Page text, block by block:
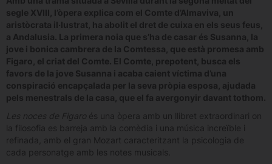
segle XVIII, l’òpera explica com el Comte d’Almaviva, un
aristòcrata il·lustrat, ha abolit el dret de cuixa en els seus feus,
a Andalusia. La primera noia que s’ha de casar és Susanna, la
jove i bonica cambrera de la Comtessa, que està promesa amb
Figaro, el criat del Comte. El Comte, prepotent, busca els
favors de la jove Susanna i acaba caient víctima d’una
conspiració encapçalada per la seva pròpia esposa, ajudada
pels menestrals de la casa, que el fa avergonyir davant tothom.
Les noces de Figaro és una òpera amb un llibret extraordinari on
la filosofia es barreja amb la comèdia i una música increïble i
refinada, amb el gran Mozart caracteritzant la psicologia de
cada personatge amb les notes musicals.